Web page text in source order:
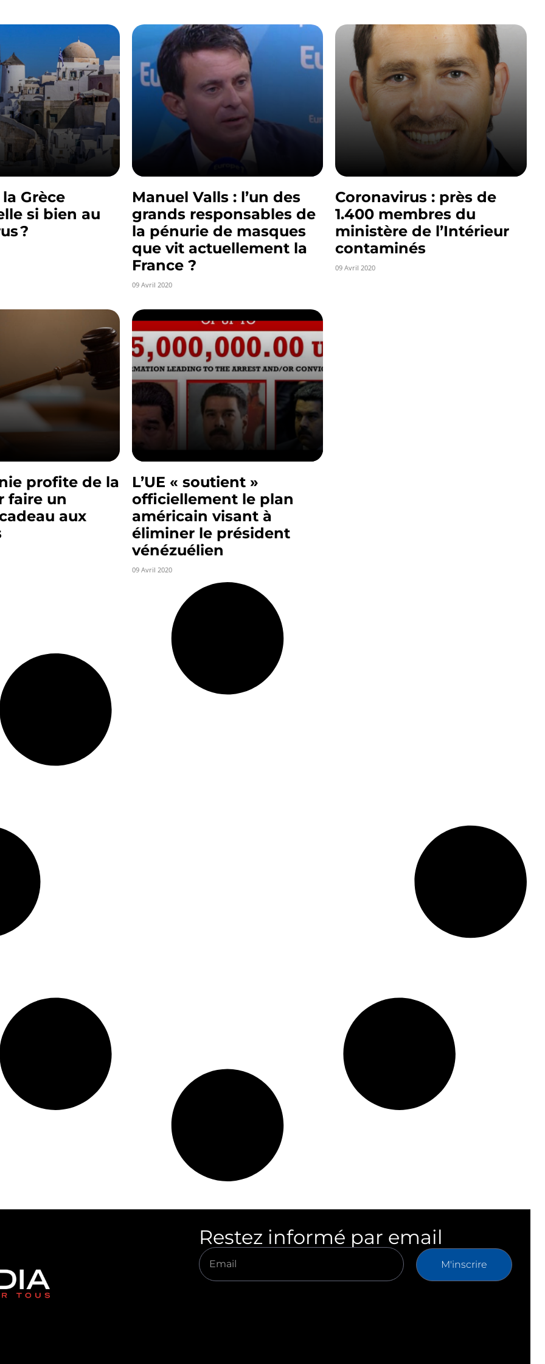
Grèce
si bien au
?
Manuel Valls : l’un des
grands responsables de
la pénurie de masques
que vit actuellement la
France ?
09 Avril 2020
Coronavirus : près de
1.400 membres du
ministère de l’Intérieur
contaminés
09 Avril 2020
profite de la
faire un
aux
L’UE « soutient »
officiellement le plan
américain visant à
éliminer le président
vénézuélien
09 Avril 2020
Restez informé par email
M'inscrire